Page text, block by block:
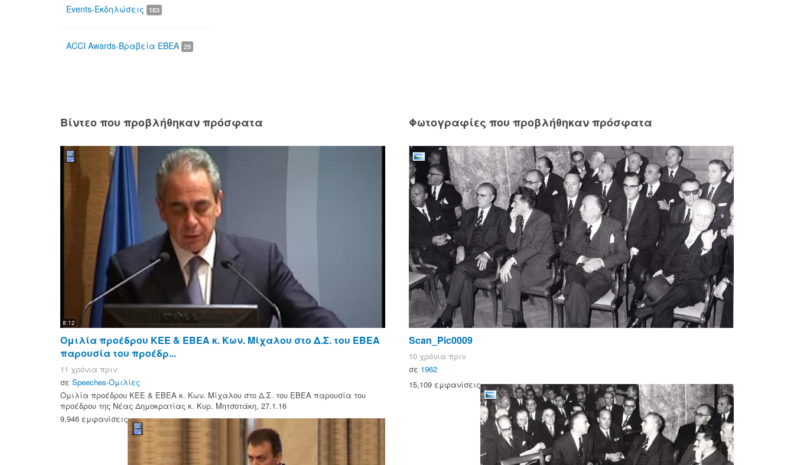
Events-Εκδηλώσεις 183
ACCI Awards-Βραβεία ΕΒΕΑ 29
Βίντεο που προβλήθηκαν πρόσφατα
8:12
Ομιλία προέδρου ΚΕΕ & ΕΒΕΑ κ. Κων. Μίχαλου στο Δ.Σ. του ΕΒΕΑ
παρουσία του προέδρ...
11 χρόνια πριν
σε Speeches-Ομιλίες
Ομιλία προέδρου ΚΕΕ & ΕΒΕΑ κ. Κων. Μίχαλου στο Δ.Σ. του ΕΒΕΑ παρουσία του
προέδρου της Νέας Δημοκρατίας κ. Κυρ. Μητσοτάκη, 27.1.16
9,946 εμφανίσεις
Φωτογραφίες που προβλήθηκαν πρόσφατα
Scan_Pic0009
10 χρόνια πριν
σε 1962
15,109 εμφανίσεις